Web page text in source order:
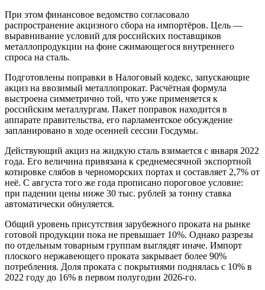
При этом финансовое ведомство согласовало
распространение акцизного сбора на импортёров. Цель —
выравнивание условий для российских поставщиков
металлопродукции на фоне сжимающегося внутреннего
спроса на сталь.
Подготовлены поправки в Налоговый кодекс, запускающие
акциз на ввозимый металлопрокат. Расчётная формула
выстроена симметрично той, что уже применяется к
российским металлургам. Пакет поправок находится в
аппарате правительства, его парламентское обсуждение
запланировано в ходе осенней сессии Госдумы.
Действующий акциз на жидкую сталь взимается с января 2022
года. Его величина привязана к среднемесячной экспортной
котировке слябов в черноморских портах и составляет 2,7% от
неё. С августа того же года прописано пороговое условие:
при падении цены ниже 30 тыс. рублей за тонну ставка
автоматически обнуляется.
Общий уровень присутствия зарубежного проката на рынке
готовой продукции пока не превышает 10%. Однако разрезы
по отдельным товарным группам выглядят иначе. Импорт
плоского нержавеющего проката закрывает более 90%
потребления. Доля проката с покрытиями поднялась с 10% в
2022 году до 16% в первом полугодии 2026-го.